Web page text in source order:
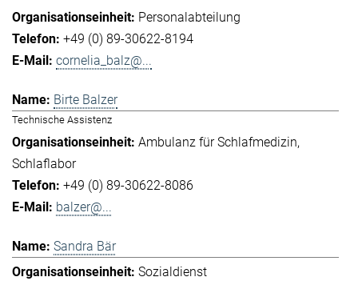
Personalabteilung
+49 (0) 89-30622-8194
cornelia_balz@...
Birte Balzer
Technische Assistenz
Ambulanz für Schlafmedizin
Schlaflabor
+49 (0) 89-30622-8086
balzer@...
Sandra Bär
Sozialdienst